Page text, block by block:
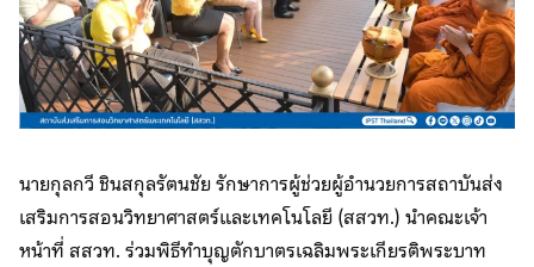
นายกุลกวี ชินสกุลรัตนชัย รักษาการผู้ช่วยผู้อำนวยการสถาบันส่ง
เสริมการสอนวิทยาศาสตร์และเทคโนโลยี (สสวท.) นำคณะเจ้า
หน้าที่ สสวท. ร่วมพิธีทำบุญตักบาตรเฉลิมพระเกียรติพระบาท